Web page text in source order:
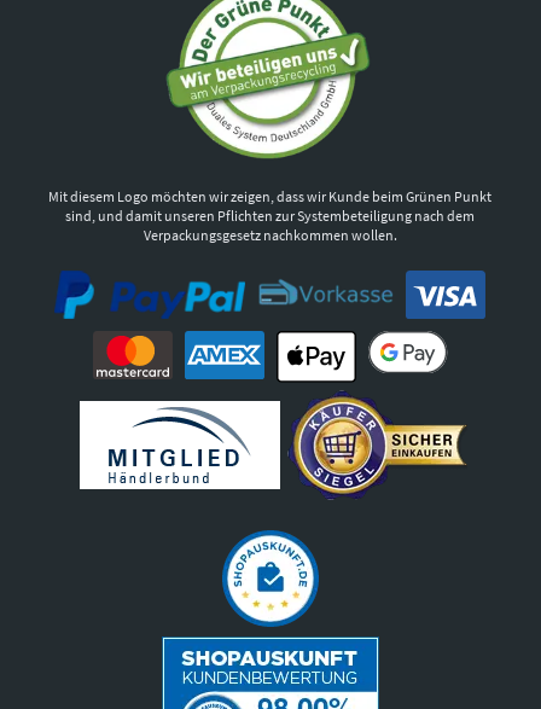
Mit diesem Logo möchten wir zeigen, dass wir Kunde beim Grünen Punkt
sind, und damit unseren Pflichten zur Systembeteiligung nach dem
Verpackungsgesetz nachkommen wollen.